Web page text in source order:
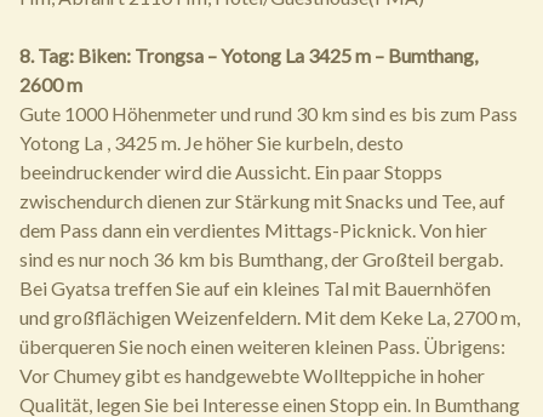
8. Tag: Biken: Trongsa – Yotong La 3425 m – Bumthang,
2600 m
Gute 1000 Höhenmeter und rund 30 km sind es bis zum Pass
Yotong La , 3425 m. Je höher Sie kurbeln, desto
beeindruckender wird die Aussicht. Ein paar Stopps
zwischendurch dienen zur Stärkung mit Snacks und Tee, auf
dem Pass dann ein verdientes Mittags-Picknick. Von hier
sind es nur noch 36 km bis Bumthang, der Großteil bergab.
Bei Gyatsa treffen Sie auf ein kleines Tal mit Bauernhöfen
und großflächigen Weizenfeldern. Mit dem Keke La, 2700 m,
überqueren Sie noch einen weiteren kleinen Pass. Übrigens:
Vor Chumey gibt es handgewebte Wollteppiche in hoher
Qualität, legen Sie bei Interesse einen Stopp ein. In Bumthang